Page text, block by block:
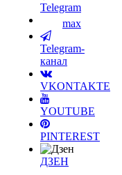
Telegram
max
Telegram-
канал
VKONTAKTE
YOUTUBE
PINTEREST
ДЗЕН